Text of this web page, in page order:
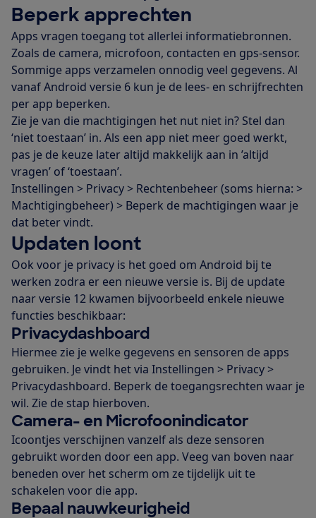
Beperk apprechten
Apps vragen toegang tot allerlei informatiebronnen.
Zoals de camera, microfoon, contacten en gps-sensor.
Sommige apps verzamelen onnodig veel gegevens. Al
vanaf Android versie 6 kun je de lees- en schrijfrechten
per app beperken.
Zie je van die machtigingen het nut niet in? Stel dan
‘niet toestaan’ in. Als een app niet meer goed werkt,
pas je de keuze later altijd makkelijk aan in ’altijd
vragen’ of ‘toestaan’.
Instellingen > Privacy > Rechtenbeheer (soms hierna: >
Machtigingbeheer) > Beperk de machtigingen waar je
dat beter vindt.
Updaten loont
Ook voor je privacy is het goed om Android bij te
werken zodra er een nieuwe versie is. Bij de update
naar versie 12 kwamen bijvoorbeeld enkele nieuwe
functies beschikbaar:
Privacydashboard
Hiermee zie je welke gegevens en sensoren de apps
gebruiken. Je vindt het via Instellingen > Privacy >
Privacydashboard. Beperk de toegangsrechten waar je
wil. Zie de stap hierboven.
Camera- en Microfoonindicator
Icoontjes verschijnen vanzelf als deze sensoren
gebruikt worden door een app. Veeg van boven naar
beneden over het scherm om ze tijdelijk uit te
schakelen voor die app.
Bepaal nauwkeurigheid